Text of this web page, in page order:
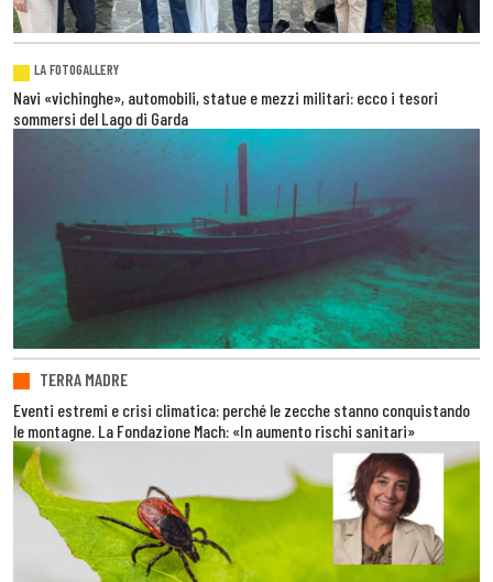
LA FOTOGALLERY
Navi «vichinghe», automobili, statue e mezzi militari: ecco i tesori
sommersi del Lago di Garda
TERRA MADRE
Eventi estremi e crisi climatica: perché le zecche stanno conquistando
le montagne. La Fondazione Mach: «In aumento rischi sanitari»